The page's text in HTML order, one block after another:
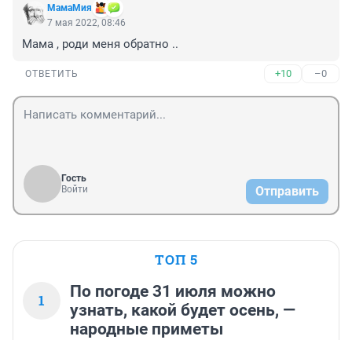
МамаМия
7 мая 2022, 08:46
Мама , роди меня обратно ..
ОТВЕТИТЬ +10 –0
Гость
Войти
Отправить
ТОП 5
1
По погоде 31 июля можно
узнать, какой будет осень, —
народные приметы